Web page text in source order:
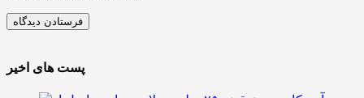
پست های اخیر